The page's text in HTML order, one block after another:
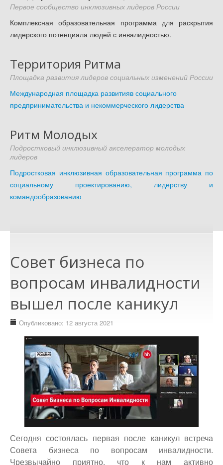
Доступность - что это?
Наш аудит доступности
Подтверждение доступности
Наши проекты
Our projects
Публичная отетность
Our public reporting
Контакты
Our contact
Первое сообщество инклюзивных лидеров России
Комплексная образовательная программа для раскрытия
лидерского потенциала людей с инвалидностью.
Территория Ритма
Площадка развития лидеров социальных изменений России
Международная площадка развитияв социального
предпринимательства и некоммерческого лидерства
Ритм Молодых
Подростковый инклюзивный акселератор молодых
лидеров
Подростковая инклюзивная образовательная программа по
социальному проектированию, лидерству и
командообразованию
Совет бизнеса по
вопросам инвалидности
вышел после каникул
Опубликовано: 12 августа 2021
Сегодня состоялась первая после каникул встреча
Совета бизнеса по вопросам инвалидности.
Чрезвычайно приятно, что к нам активно